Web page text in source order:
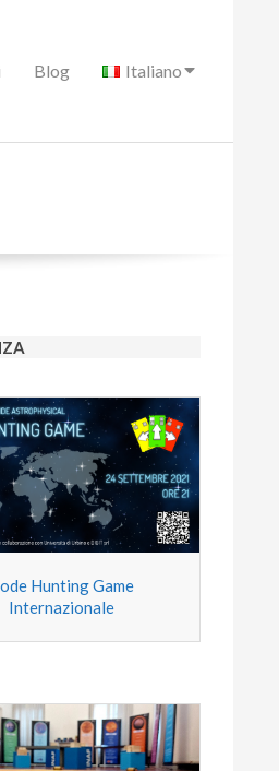
Blog Italiano
Hunting Game
Internazionale